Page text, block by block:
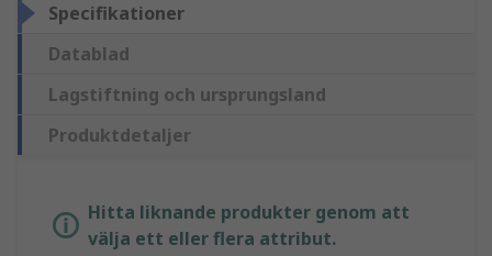
Specifikationer
Datablad
Lagstiftning och ursprungsland
Produktdetaljer
Hitta liknande produkter genom att
välja ett eller flera attribut.